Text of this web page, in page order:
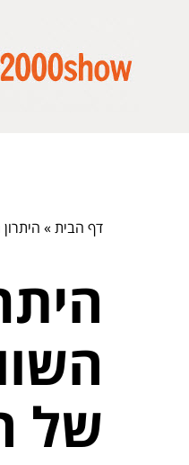
דף הבית»
של